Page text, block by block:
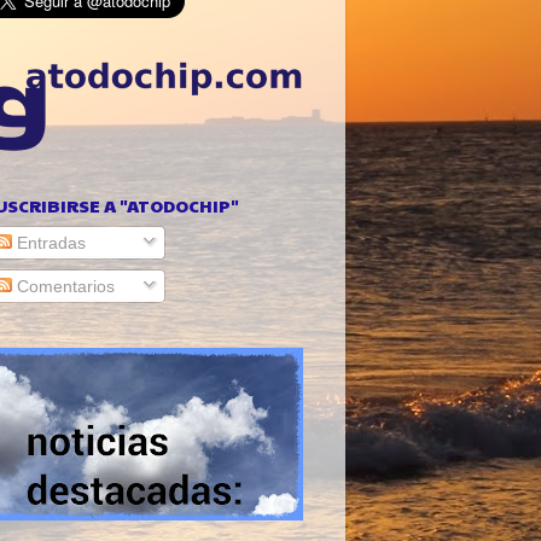
A "ATODOCHIP"
Entradas
Comentarios